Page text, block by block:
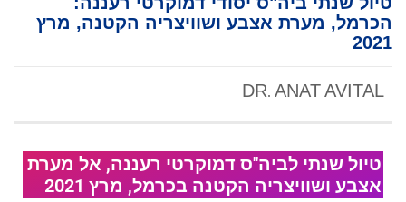
הכרמל, מערת אצבע ושוויצריה הקטנה, מרץ
2021
טיול שנתי לביה"ס דמוקרטי רעננה, אל מערת
אצבע ושוויצריה הקטנה בכרמל, מרץ 2021